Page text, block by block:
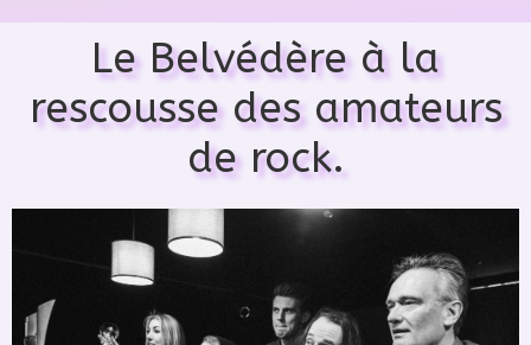
Le Belvédère à la
rescousse des amateurs
de rock.